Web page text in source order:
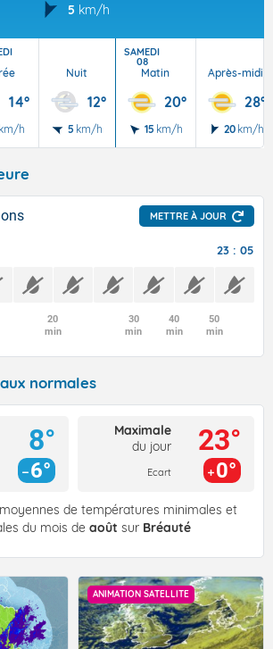
5 km/h
14°
km/h
Nuit
12°
5 km/h
SAMEDI
08
Matin
20°
15 km/h
Après-midi
28°
20 km/h
METTRE À JOUR
23 : 05
20
min
30
min
40
min
50
min
normales
8°
6°
Maximale
du jour
Ecart
23°
0°
de températures minimales et
du mois de août sur Bréauté
ANIMATION SATELLITE